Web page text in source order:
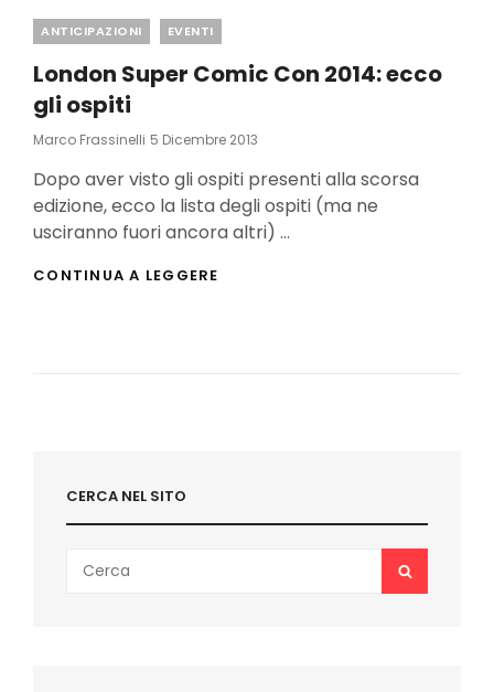
Categories
ANTICIPAZIONI EVENTI
London Super Comic Con 2014: ecco
gli ospiti
Marco Frassinelli Posted
5 Dicembre 2013
Dopo aver visto gli ospiti presenti alla scorsa
edizione, ecco la lista degli ospiti (ma ne
usciranno fuori ancora altri) …
CONTINUA A LEGGERE
CERCA NEL SITO
for:
SEARCH